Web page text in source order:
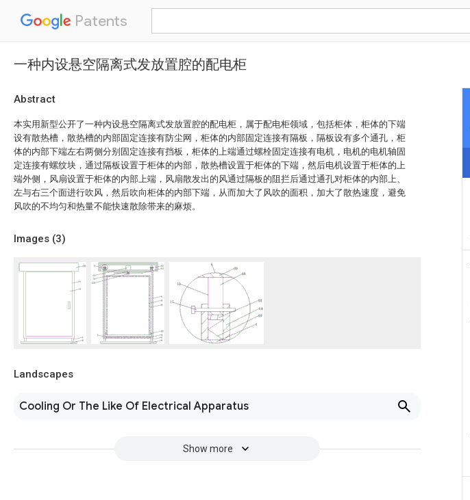
Patents
一种内设悬空隔离式发放置腔的配电柜
Abstract
本实用新型公开了一种内设悬空隔离式发放置腔的配电柜，属于配电柜领域，包括柜体，柜体的下端
设有散热槽，散热槽的内部固定连接有防尘网，柜体的内部固定连接有隔板，隔板设有多个通孔，柜
体的内部下端左右两侧分别固定连接有挡板，柜体的上端通过螺栓固定连接有电机，电机的电机轴固
定连接有螺纹块，通过隔板设置于柜体的内部，散热槽设置于柜体的下端，然后电机设置于柜体的上
端外侧，风扇设置于柜体的内部上端，风扇散发出的风通过隔板的阻拦后通过通孔对柜体的内部上、
左与右三个面进行吹风，然后吹向柜体的内部下端，从而加大了风吹的面积，加大了散热速度，避免
风吹的不均匀和热量不能快速散除带来的麻烦。
Images (3)
Landscapes
Cooling Or The Like Of Electrical Apparatus
Show more